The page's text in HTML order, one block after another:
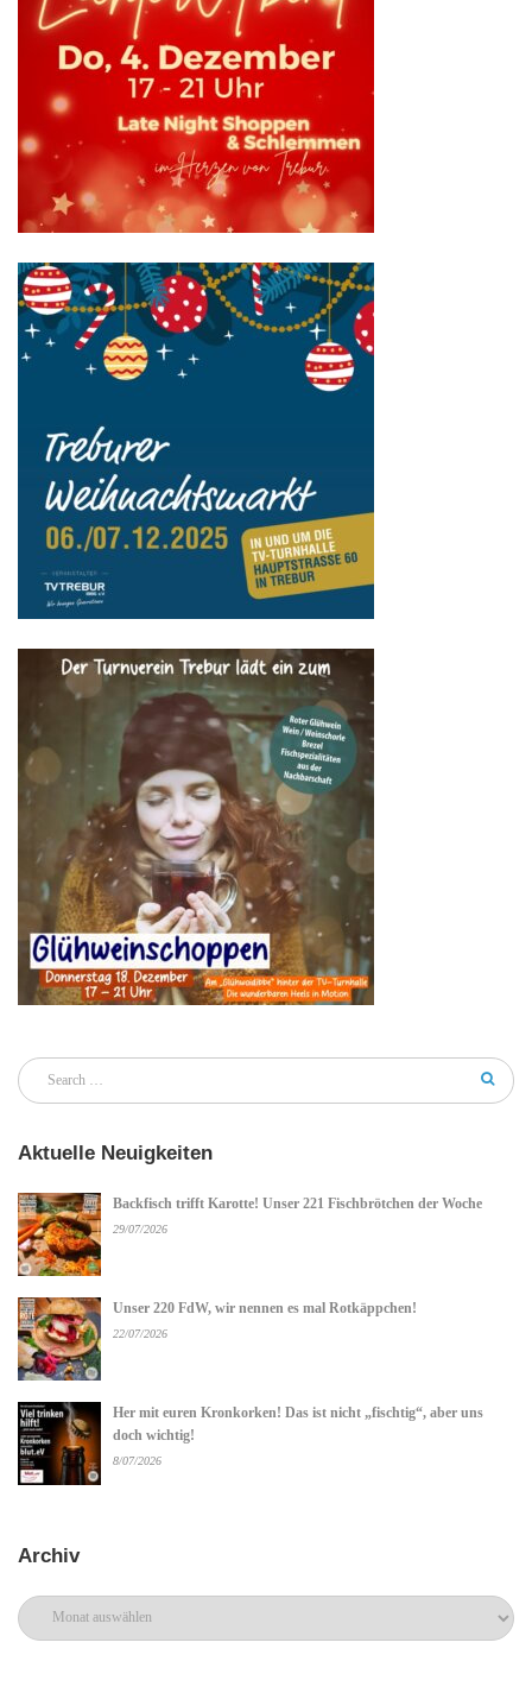
Aktuelle Neuigkeiten
Backfisch trifft Karotte! Unser 221 Fischbrötchen der Woche
29/07/2026
Unser 220 FdW, wir nennen es mal Rotkäppchen!
22/07/2026
Her mit euren Kronkorken! Das ist nicht „fischtig“, aber uns
doch wichtig!
8/07/2026
Archiv
Archiv